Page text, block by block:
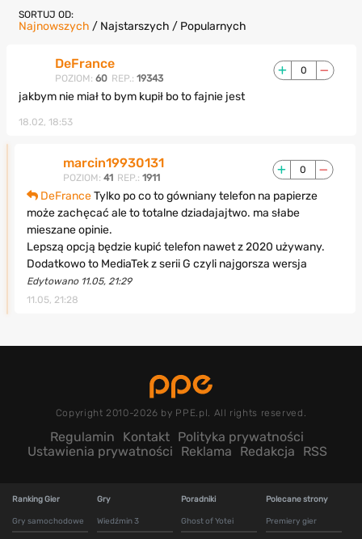
SORTUJ OD:
Najnowszych / Najstarszych / Popularnych
DeFrance
POZIOM: 60 REP.: 19343
0
jakbym nie miał to bym kupił bo to fajnie jest
18.02, 18:53
marcin19930131
POZIOM: 41 REP.: 1911
0
DeFranceTylko po co to gówniany telefon na papierze
może zachęcać ale to totalne dziadajajtwo. ma słabe
mieszane opinie.
Lepszą opcją będzie kupić telefon nawet z 2020 używany.
Dodatkowo to MediaTek z serii G czyli najgorsza wersja
Edytowano 11.05, 21:29
11.05, 21:28
Copyright 2010-2026 by PPE.pl. All rights reserved.
Regulamin Kontakt Polityka prywatności
Ustawienia prywatności
Reklama Redakcja RSS
Ranking Gier
Gry samochodowe
Gry
Wiedźmin 3
Poradniki
Ghost of Yotei
Polecane strony
Premiery gier